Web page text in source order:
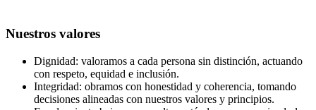
Nuestros valores
Dignidad: valoramos a cada persona sin distinción, actuando
con respeto, equidad e inclusión.
Integridad: obramos con honestidad y coherencia, tomando
decisiones alineadas con nuestros valores y principios.